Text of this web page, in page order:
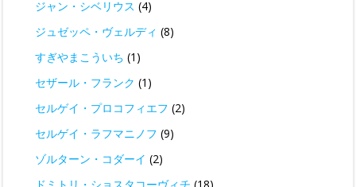
ジャン・シベリウス (4)
ジュゼッペ・ヴェルディ (8)
すぎやまこういち (1)
セザール・フランク (1)
セルゲイ・プロコフィエフ (2)
セルゲイ・ラフマニノフ (9)
ゾルターン・コダーイ (2)